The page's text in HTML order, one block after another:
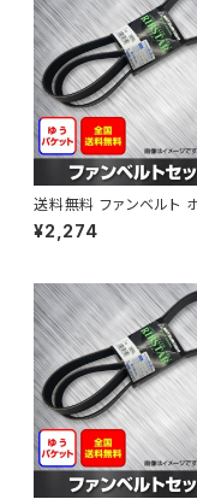
送料無料 ファンベルト
ィット 型式GE6 H19.10
09 （国内トップメーカー
¥2,274